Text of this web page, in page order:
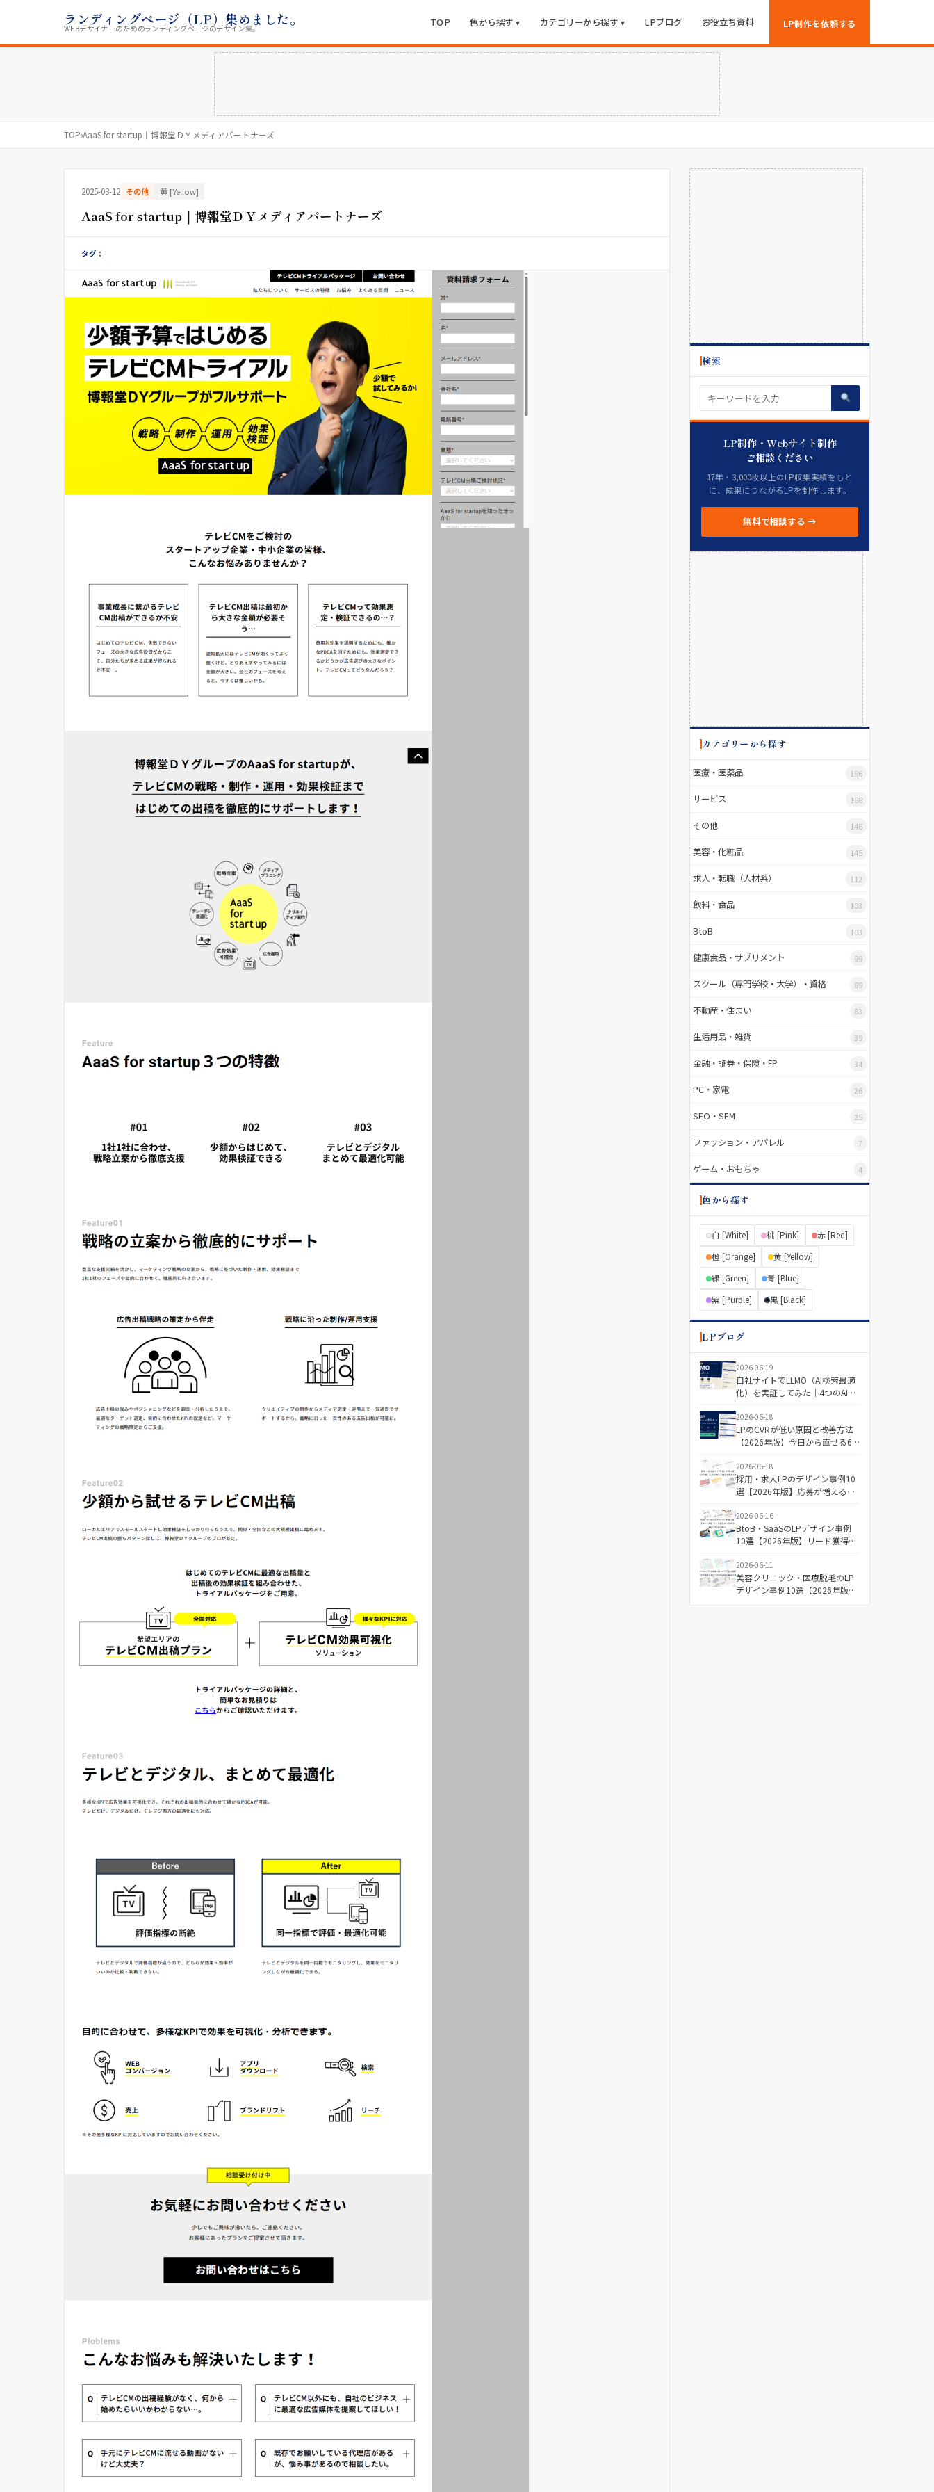
ランディングページ（LP）集めました。
WEBデザイナーのためのランディングページのデザイン集。 TOP 色から探す ▾ カテゴリーから探す ▾ LPブログ お役立ち資料 LP制作を依頼する
TOP›AaaS for startup｜博報堂ＤＹメディアパートナーズ
2025-03-12 その他 黄 [Yellow]
AaaS for startup｜博報堂ＤＹメディアパートナーズ
タグ：
検索
LP制作・Webサイト制作
ご相談ください
17年・3,000枚以上のLP収集実績をもと
に、成果につながるLPを制作します。
無料で相談する →
カテゴリーから探す
医療・医薬品 196
サービス 168
その他 146
美容・化粧品 145
求人・転職（人材系） 112
飲料・食品 103
BtoB 103
健康食品・サプリメント 99
スクール（専門学校・大学）・資格 89
不動産・住まい 83
生活用品・雑貨 39
金融・証券・保険・FP 34
PC・家電 26
SEO・SEM 25
ファッション・アパレル 7
ゲーム・おもちゃ 4
色から探す
白 [White] 桃 [Pink]
赤 [Red]
橙 [Orange]
黄 [Yellow]
緑 [Green]
青 [Blue]
紫 [Purple]
黒 [Black]
LPブログ
2026-06-19
自社サイトでLLMO（AI検索最適
化）を実証してみた｜4つのAIで
事」を分けた差とは
2026-06-18
LPのCVRが低い原因と改善方法
【2026年版】今日から直せる6
2026-06-18
採用・求人LPのデザイン事例10
選【2026年版】応募が増える構
2026-06-16
BtoB・SaaSのLPデザイン事例
10選【2026年版】リード獲得に
2026-06-11
美容クリニック・医療脱毛のLP
デザイン事例10選【2026年版】
成果につながる配色と構成の傾